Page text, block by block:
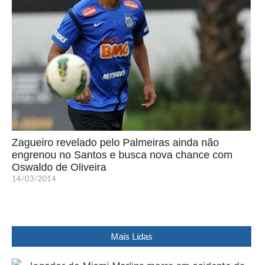
Zagueiro revelado pelo Palmeiras ainda não
engrenou no Santos e busca nova chance com
Oswaldo de Oliveira
14/03/2014
Mais Lidas